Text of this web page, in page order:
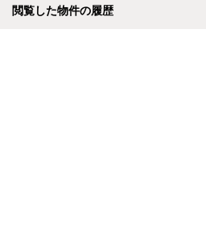
閲覧した物件の履歴